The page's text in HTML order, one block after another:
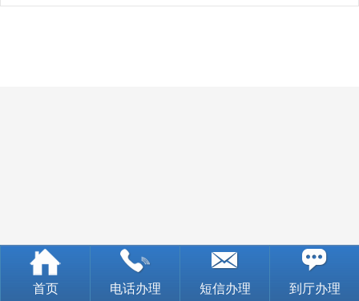
首页 电话办理 短信办理 到厅办理